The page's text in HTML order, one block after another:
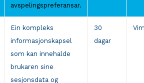
avspelingspreferansar.
Ein kompleks
informasjonskapsel
som kan innehalde
brukaren sine
sesjonsdata og
30
dagar